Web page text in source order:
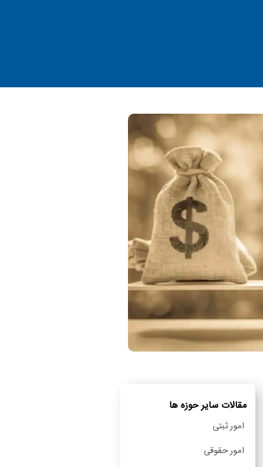
مقالات سایر حوزه ها
امور ثبتی
امور حقوقی